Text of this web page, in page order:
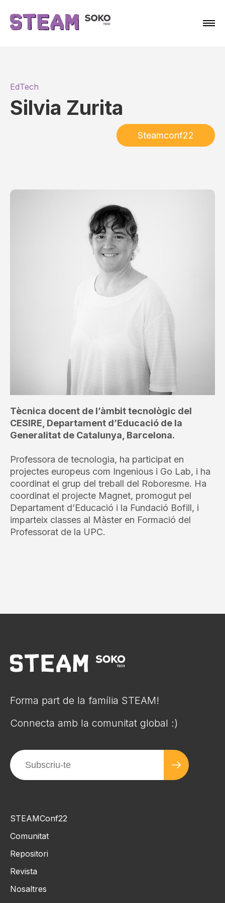
EdTech
Silvia Zurita
Steamconf22
Tècnica docent de l’àmbit tecnològic del
CESIRE, Departament d’Educació de la
Generalitat de Catalunya, Barcelona.
Professora de tecnologia, ha participat en
projectes europeus com Ingenious i Go Lab, i ha
coordinat el grup del treball del Roboresme. Ha
coordinat el projecte Magnet, promogut pel
Departament d’Educació i la Fundació Bofill, i
imparteix classes al Màster en Formació del
Professorat de la UPC.
Forma part de la família STEAM!
Connecta amb la comunitat global :)
STEAMConf22
Comunitat
Repositori
Revista
Nosaltres